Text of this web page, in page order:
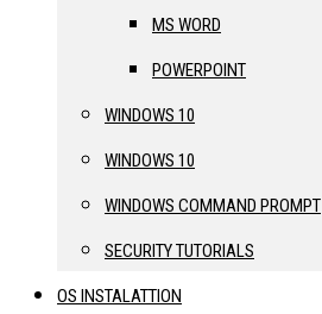
MS WORD
POWERPOINT
WINDOWS 10
WINDOWS 10
WINDOWS COMMAND PROMPT
SECURITY TUTORIALS
OS INSTALATTION